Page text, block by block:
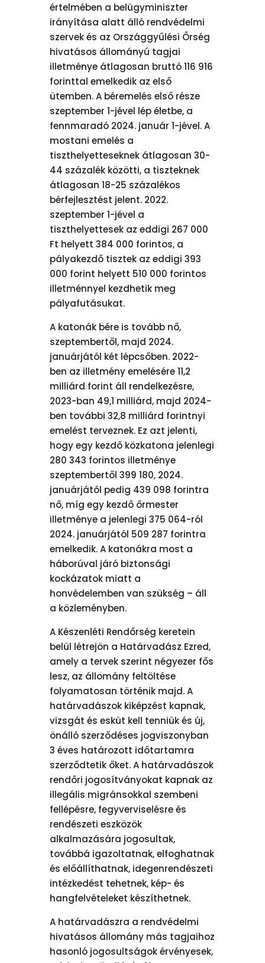
értelmében a belügyminiszter
irányítása alatt álló rendvédelmi
szervek és az Országgyűlési Őrség
hivatásos állományú tagjai
illetménye átlagosan bruttó 116 916
forinttal emelkedik az első
ütemben. A béremelés első része
szeptember 1-jével lép életbe, a
fennmaradó 2024. január 1-jével. A
mostani emelés a
tiszthelyetteseknek átlagosan 30-
44 százalék közötti, a tiszteknek
átlagosan 18-25 százalékos
bérfejlesztést jelent. 2022.
szeptember 1-jével a
tiszthelyettesek az eddigi 267 000
Ft helyett 384 000 forintos, a
pályakezdő tisztek az eddigi 393
000 forint helyett 510 000 forintos
illetménnyel kezdhetik meg
pályafutásukat.
A katonák bére is tovább nő,
szeptembertől, majd 2024.
januárjától két lépcsőben. 2022-
ben az illetmény emelésére 11,2
milliárd forint áll rendelkezésre,
2023-ban 49,1 milliárd, majd 2024-
ben további 32,8 milliárd forintnyi
emelést terveznek. Ez azt jelenti,
hogy egy kezdő közkatona jelenlegi
280 343 forintos illetménye
szeptembertől 399 180, 2024.
januárjától pedig 439 098 forintra
nő, míg egy kezdő őrmester
illetménye a jelenlegi 375 064-ról
2024. januárjától 509 287 forintra
emelkedik. A katonákra most a
háborúval járó biztonsági
kockázatok miatt a
honvédelemben van szükség – áll
a közleményben.
A Készenléti Rendőrség keretein
belül létrejön a Határvadász Ezred,
amely a tervek szerint négyezer fős
lesz, az állomány feltöltése
folyamatosan történik majd. A
határvadászok kiképzést kapnak,
vizsgát és esküt kell tenniük és új,
önálló szerződéses jogviszonyban
3 éves határozott időtartamra
szerződtetik őket. A határvadászok
rendőri jogosítványokat kapnak az
illegális migránsokkal szembeni
fellépésre, fegyverviselésre és
rendészeti eszközök
alkalmazására jogosultak,
továbbá igazoltatnak, elfoghatnak
és előállíthatnak, idegenrendészeti
intézkedést tehetnek, kép- és
hangfelvételeket készíthetnek.
A határvadászra a rendvédelmi
hivatásos állomány más tagjaihoz
hasonló jogosultságok érvényesek,